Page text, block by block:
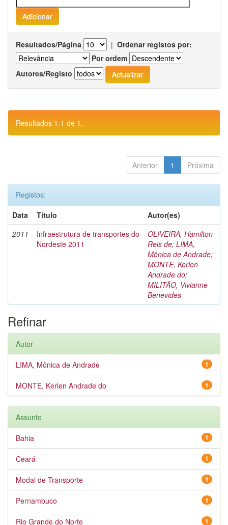
Resultados/Página | Ordenar registos por:
Por ordem
Autores/Registo
Resultados 1-1 de 1.
Anterior 1 Próxima
Registos:
Data
Título
Autor(es)
2011
Infraestrutura de transportes do
Nordeste 2011
OLIVEIRA, Hamilton
Reis de; LIMA,
Mônica de Andrade;
MONTE, Kerlen
Andrade do;
MILITÃO, Vivianne
Benevides
Refinar
Autor
1
LIMA, Mônica de Andrade
1
MONTE, Kerlen Andrade do
Assunto
1
Bahia
1
Ceará
1
Modal de Transporte
1
Pernambuco
1
Rio Grande do Norte